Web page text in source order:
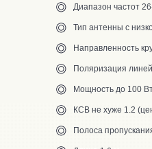
Диапазон частот
Тип антенны с
Направленность
Поляризация
Мощность до 100
КСВ не хуже 1.2
Полоса